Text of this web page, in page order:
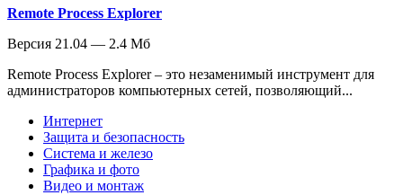
Remote Process Explorer
Версия 21.04 — 2.4 Мб
Remote Process Explorer – это незаменимый инструмент для
администраторов компьютерных сетей, позволяющий...
Интернет
Защита и безопасность
Система и железо
Графика и фото
Видео и монтаж